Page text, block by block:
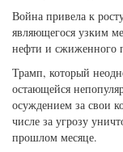
Война привела к
являющегося узким
нефти и сжиженного
Трамп, который
остающейся
осуждением за свои
числе за угрозу
прошлом месяце.